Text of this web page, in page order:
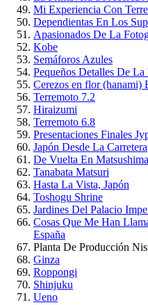
Mi Experiencia Con
Dependientas En Los
Apasionados De La
Kobe
Semáforos Azules
Pequeños Detalles De
Cerezos en flor (hanami)
Terremoto 7.2
Hiraizumi
Terremoto 6.8
Presentaciones Finales
Japón Desde La Carretera
De Vuelta En Matsushima
Tanabata Matsuri
Hasta La Vista, Japón
Toshogu Shrine
Jardines Del Palacio
Cosas Que Me Han
España
Planta De Producción
Ginza
Roppongi
Shinjuku
Ueno